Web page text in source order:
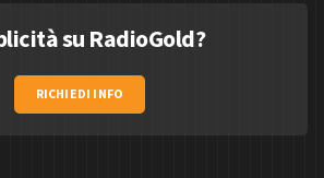
su RadioGold?
RICHIEDI INFO